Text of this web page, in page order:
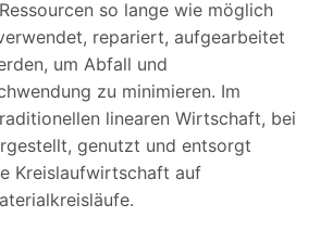
so lange wie möglich
repariert, aufgearbeitet
um Abfall und
zu minimieren. Im
linearen Wirtschaft, bei
genutzt und entsorgt
Kreislaufwirtschaft auf